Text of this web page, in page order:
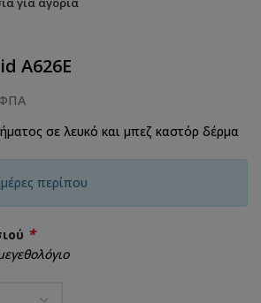
A626E
σε λευκό και μπεζ καστόρ δέρμα
περίπου
*